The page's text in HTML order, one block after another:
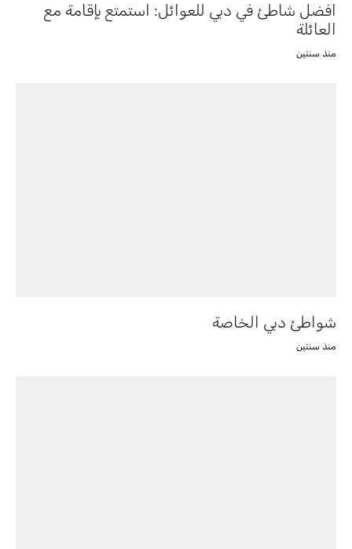
افضل شاطئ في دبي للعوائل: استمتع بإقامة مع
العائلة
منذ سنتين
شواطئ دبي الخاصة
منذ سنتين